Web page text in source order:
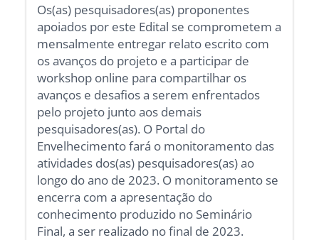
Os(as) pesquisadores(as) proponentes
apoiados por este Edital se comprometem a
mensalmente entregar relato escrito com
os avanços do projeto e a participar de
workshop online para compartilhar os
avanços e desafios a serem enfrentados
pelo projeto junto aos demais
pesquisadores(as). O Portal do
Envelhecimento fará o monitoramento das
atividades dos(as) pesquisadores(as) ao
longo do ano de 2023. O monitoramento se
encerra com a apresentação do
conhecimento produzido no Seminário
Final, a ser realizado no final de 2023.